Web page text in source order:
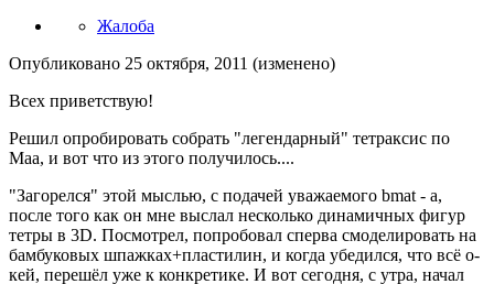
Жалоба
Опубликовано 25 октября, 2011 (изменено)
Всех приветствую!
Решил опробировать собрать "легендарный" тетраксис по
Маа, и вот что из этого получилось....
"Загорелся" этой мыслью, с подачей уважаемого bmat - а,
после того как он мне выслал несколько динамичных фигур
тетры в 3D. Посмотрел, попробовал сперва смоделировать на
бамбуковых шпажках+пластилин, и когда убедился, что всё о-
кей, перешёл уже к конкретике. И вот сегодня, с утра, начал